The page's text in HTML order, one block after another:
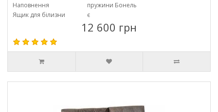
Наповнення
пружини Бонель
Ящик для білизни
є
12 600 грн